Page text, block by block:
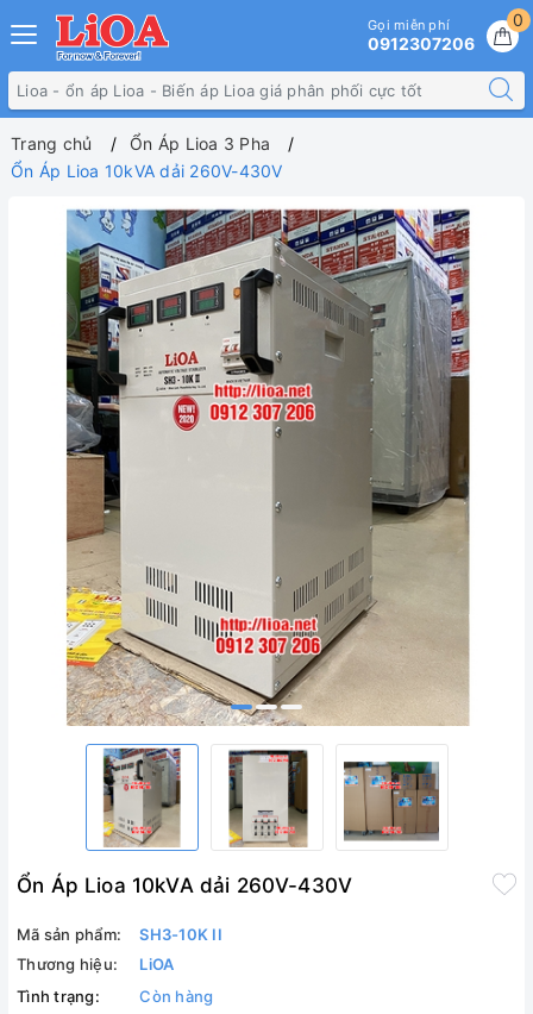
0
Gọi miễn phí
0912307206
Trang chủ
Ổn Áp Lioa 3 Pha
Ổn Áp Lioa 10kVA dải 260V-430V
Ổn Áp Lioa 10kVA dải 260V-430V
Mã sản phẩm:
SH3-10K II
Thương hiệu:
LiOA
Tình trạng:
Còn hàng